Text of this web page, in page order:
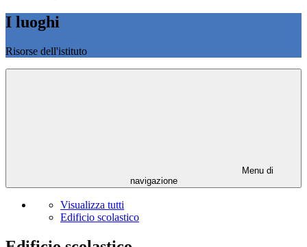
I luoghi
Risorse dell'istituto
Menu di
navigazione
Visualizza tutti
Edificio scolastico